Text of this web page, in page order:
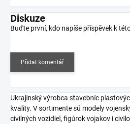
Diskuze
Buďte první, kdo napíše příspěvek k
Přidat komentář
Ukrajinský výrobca stavebníc
kvality. V sortimente sú modely
civilných vozidiel, figúrok vojakov i